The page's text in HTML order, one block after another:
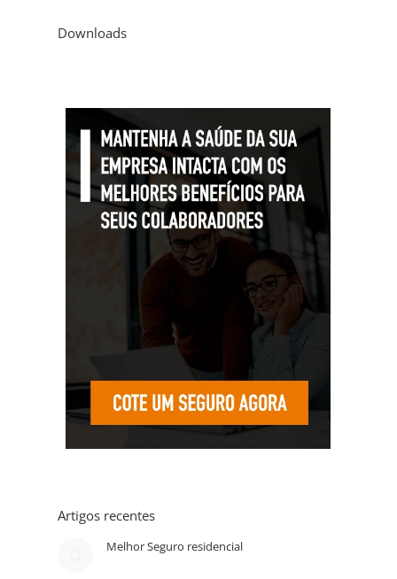
Downloads
Artigos recentes
Melhor Seguro residencial